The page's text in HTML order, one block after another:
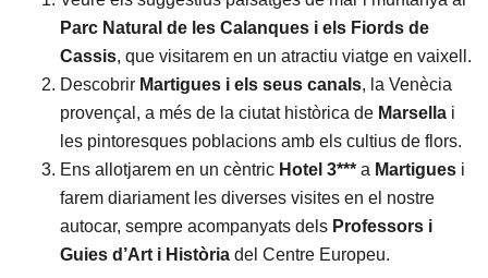
Parc Natural de les Calanques i els Fiords de
Cassis, que visitarem en un atractiu viatge en vaixell.
Descobrir Martigues i els seus canals, la Venècia
provençal, a més de la ciutat històrica de Marsella i
les pintoresques poblacions amb els cultius de flors.
Ens allotjarem en un cèntric Hotel 3*** a Martigues i
farem diariament les diverses visites en el nostre
autocar, sempre acompanyats dels Professors i
Guies d’Art i Història del Centre Europeu.